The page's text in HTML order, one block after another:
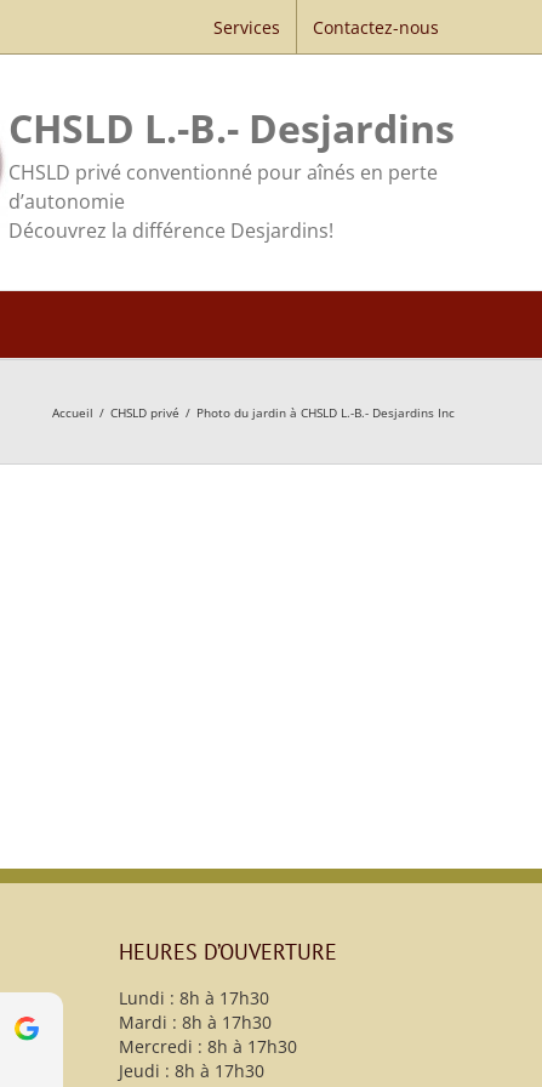
Services Contactez-nous
CHSLD L.-B.- Desjardins
CHSLD privé conventionné pour aînés en perte
d’autonomie
Découvrez la différence Desjardins!
Accueil / CHSLD privé / Photo du jardin à CHSLD L.-B.- Desjardins Inc
christy B
13 Avril 2021
HEURES D’OUVERTURE
Lundi : 8h à 17h30
Mardi : 8h à 17h30
Mercredi : 8h à 17h30
Jeudi : 8h à 17h30